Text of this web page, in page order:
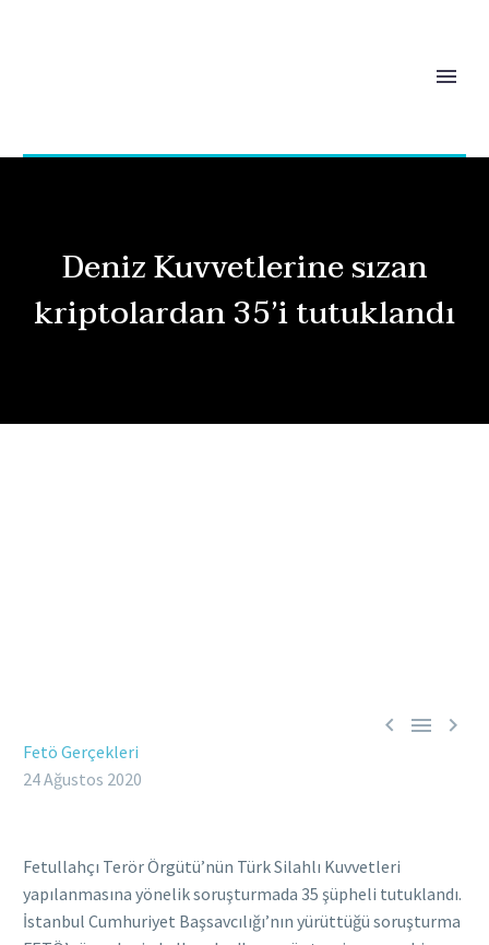
Deniz Kuvvetlerine sızan
kriptolardan 35’i tutuklandı
  
Fetö Gerçekleri
24 Ağustos 2020
Fetullahçı Terör Örgütü’nün Türk Silahlı Kuvvetleri
yapılanmasına yönelik soruşturmada 35 şüpheli tutuklandı.
İstanbul Cumhuriyet Başsavcılığı’nın yürüttüğü soruşturma